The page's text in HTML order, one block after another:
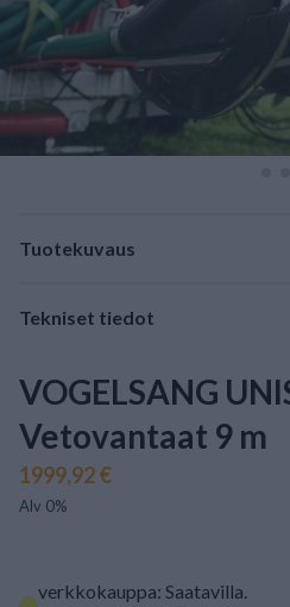
Tuotekuvaus
Tekniset tiedot
VOGELSANG
Vetovantaat 9 m
1999,92 €
Alv 0%
verkkokauppa: Saatavilla.